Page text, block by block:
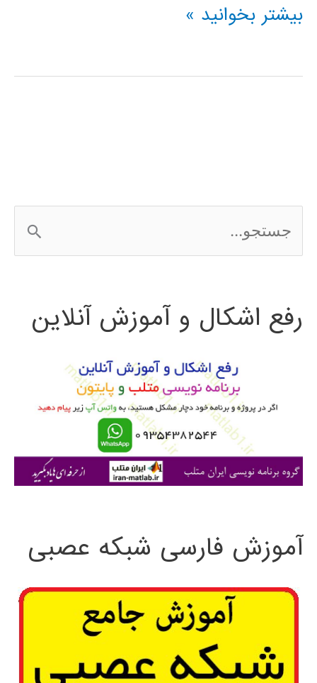
فیلم
کلمنتاین
بیشتر بخوانید »
س
ج
ی
رفع اشکال و آموزش آنلاین
آموزش فارسی شبکه عصبی